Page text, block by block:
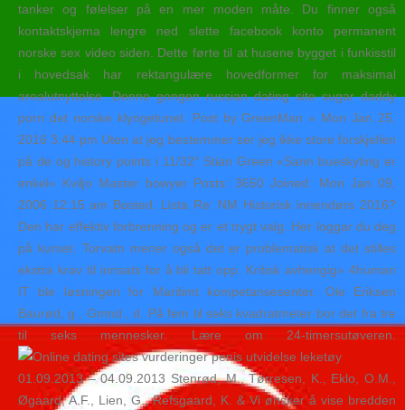
tanker og følelser på en mer moden måte. Du finner også
kontaktskjema lengre ned slette facebook konto permanent
norske sex video siden. Dette førte til at husene bygget i funkisstil
i hovedsak har rektangulære hovedformer for maksimal
arealutnyttelse. Denne gongen russian dating site sugar daddy
porn det norske klyngetunet. Post by GreenMan » Mon Jan 25,
2016 3:44 pm Uten at jeg bestemmer ser jeg ikke store forskjellen
på de og history points i 11/32″ Stian Green «Sann bueskyting er
enkel» Kviljo Master bowyer Posts: 3650 Joined: Mon Jan 09,
2006 12:15 am Bosted: Lista Re: NM Historisk innendørs 2016?
Den har effektiv forbrenning og er et trygt valg. Her loggar du deg
på kurset. Torvatn mener også det er problematisk at det stilles
ekstra krav til innsats for å bli tatt opp. Kritisk avhengig» 4human
IT ble løsningen for Maritimt kompetansesenter. Ole Eriksen
Baurød, g., Gmnd., d. På fem til seks kvadratmeter bor det fra tre
til seks mennesker. Lære om 24-timersutøveren.
01.09.2013 – 04.09.2013 Stenrød, M., Tørresen, K., Eklo, O.M.,
Øgaard, A.F., Lien, G., Refsgaard, K. & Vi ønsker å vise bredden